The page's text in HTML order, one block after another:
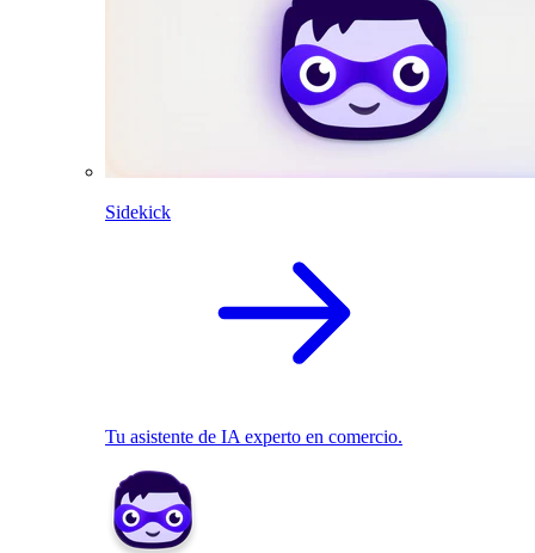
Sidekick
Tu asistente de IA experto en comercio.